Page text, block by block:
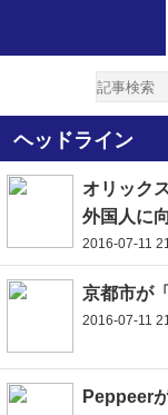
ヘッドライン
オリック
外国人に
2016-07-11
京都市が
2016-07-11
Peppeer